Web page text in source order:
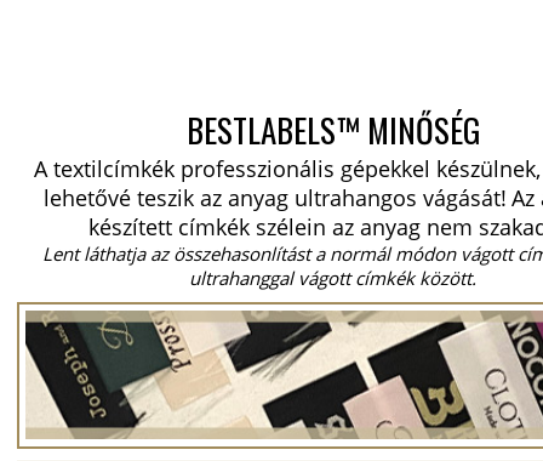
BESTLABELS™ MINŐSÉG
A textilcímkék professzionális gépekkel
lehetővé teszik az anyag ultrahangos vágását!
készített címkék szélein az anyag nem
Lent láthatja az összehasonlítást a normál módon vágott
ultrahanggal vágott címkék között.